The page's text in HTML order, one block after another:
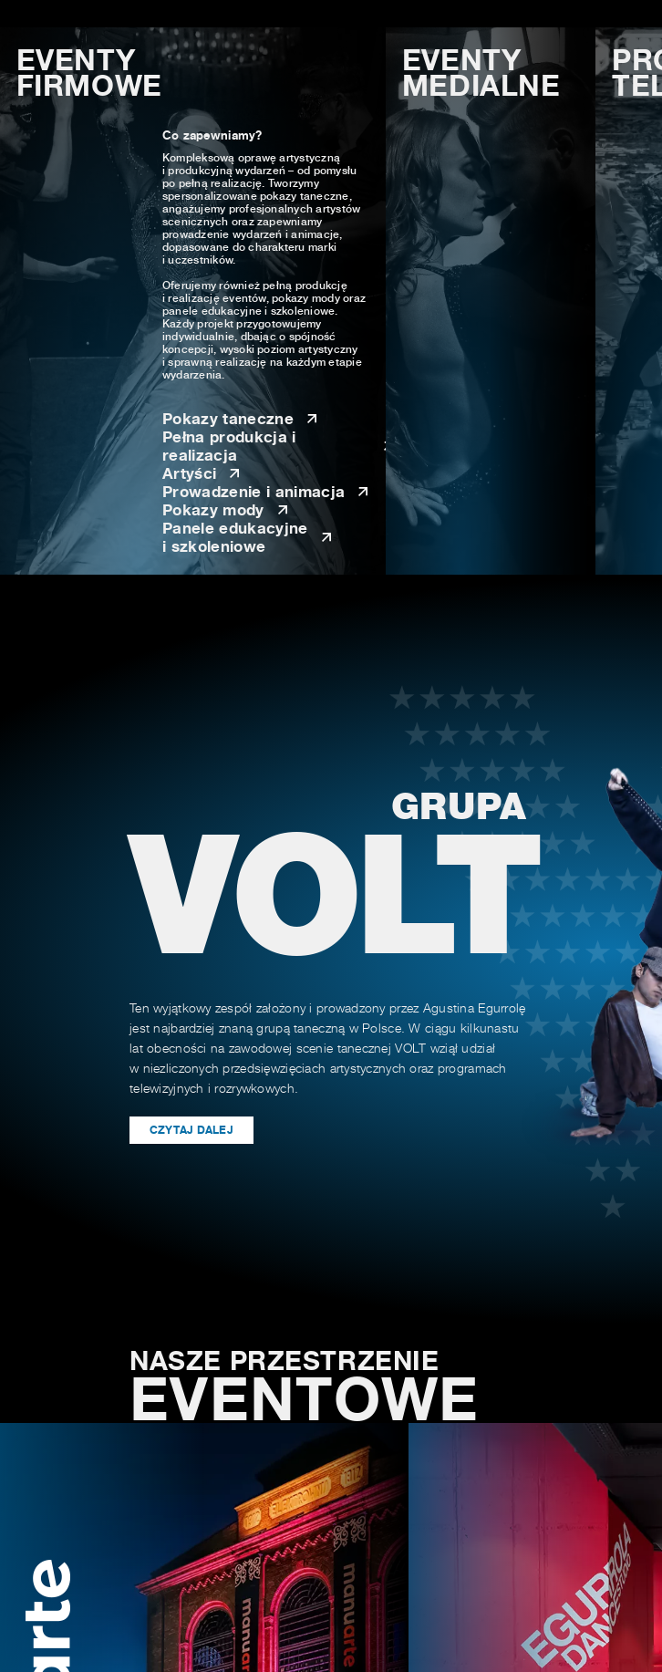
EVENTY
FIRMOWE
Co zapewniamy?
Kompleksową oprawę artystyczną
i produkcyjną wydarzeń – od pomysłu
po pełną realizację. Tworzymy
spersonalizowane pokazy taneczne,
angażujemy profesjonalnych artystów
scenicznych oraz zapewniamy
prowadzenie wydarzeń i animacje,
dopasowane do charakteru marki
i uczestników.
Oferujemy również pełną produkcję
i realizację eventów, pokazy mody oraz
panele edukacyjne i szkoleniowe.
Każdy projekt przygotowujemy
indywidualnie, dbając o spójność
koncepcji, wysoki poziom artystyczny
i sprawną realizację na każdym etapie
wydarzenia.
Pokazy taneczne
Pełna produkcja i
realizacja
Artyści
Prowadzenie i animacja
Pokazy mody
Panele edukacyjne
i szkoleniowe
EVENTY
MEDIALNE
GRUPA
VOLT
Ten wyjątkowy zespół założony i prowadzony przez Agustina Egurrolę
jest najbardziej znaną grupą taneczną w Polsce. W ciągu kilkunastu
lat obecności na zawodowej scenie tanecznej VOLT wziął udział
w niezliczonych przedsięwzięciach artystycznych oraz programach
telewizyjnych i rozrywkowych.
CZYTAJ DALEJ
NASZE PRZESTRZENIE
EVENTOWE